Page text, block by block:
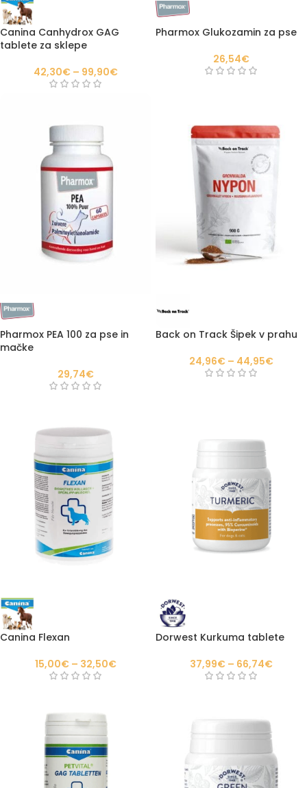
Canina Canhydrox GAG
tablete za sklepe
42,30€ – 99,90€
Pharmox Glukozamin za pse
26,54€
Pharmox PEA 100 za pse in
mačke
29,74€
Back on Track Šipek v prahu
24,96€ – 44,95€
Canina Flexan
15,00€ – 32,50€
Dorwest Kurkuma tablete
37,99€ – 66,74€